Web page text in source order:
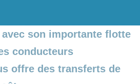
son importante flotte
conducteurs
offre des transferts de